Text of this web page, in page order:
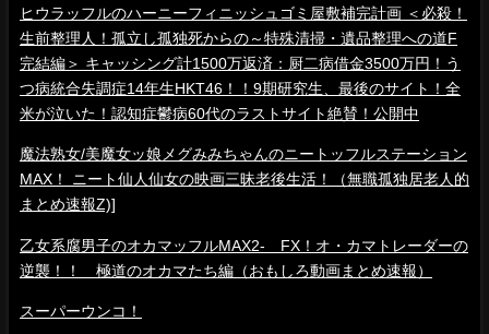
ヒウラッフルのハーニーフィニッシュゴミ屋敷補完計画 ＜必殺！
生前整理人！孤立し孤独死からの～特殊清掃・遺品整理への道F
完結編＞ キャッシング計1500万返済：厨二病借金3500万円！う
つ病統合失調症14年生HKT46！！9期研究生、最後のサイト！全
米が泣いた！認知症鬱病60代のラストサイト絶賛！公開中
魔法熟女/美魔女ッ娘メグみみちゃんのニートッフルステーション
MAX！ ニート仙人仙女の映画三昧老後生活！（無職孤独居老人的
まとめ速報Z)]
乙女系腐男子のオカマッフルMAX2- FX！オ・カマトレーダーの
逆襲！！ 極道のオカマたち編（おもしろ動画まとめ速報）
スーパーウンコ！